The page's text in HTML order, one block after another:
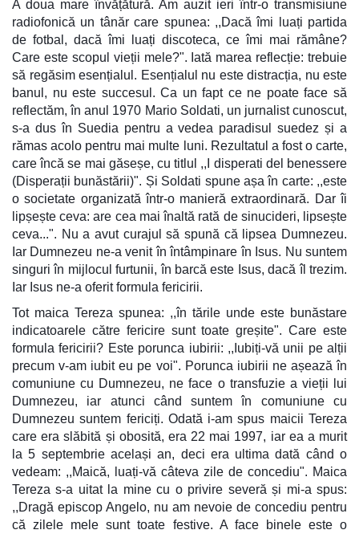
A doua mare învățătură. Am auzit ieri într-o transmisiune
radiofonică un tânăr care spunea: ,,Dacă îmi luați partida
de fotbal, dacă îmi luați discoteca, ce îmi mai rămâne?
Care este scopul vieții mele?". Iată marea reflecție: trebuie
să regăsim esențialul. Esențialul nu este distracția, nu este
banul, nu este succesul. Ca un fapt ce ne poate face să
reflectăm, în anul 1970 Mario Soldati, un jurnalist cunoscut,
s-a dus în Suedia pentru a vedea paradisul suedez și a
rămas acolo pentru mai multe luni. Rezultatul a fost o carte,
care încă se mai găseșe, cu titlul ,,I disperati del benessere
(Disperații bunăstării)". Și Soldati spune așa în carte: ,,este
o societate organizată într-o manieră extraordinară. Dar îi
lipșește ceva: are cea mai înaltă rată de sinucideri, lipsește
ceva...". Nu a avut curajul să spună că lipsea Dumnezeu.
Iar Dumnezeu ne-a venit în întâmpinare în Isus. Nu suntem
singuri în mijlocul furtunii, în barcă este Isus, dacă îl trezim.
Iar Isus ne-a oferit formula fericirii.
Tot maica Tereza spunea: ,,în tările unde este bunăstare
indicatoarele către fericire sunt toate greșite". Care este
formula fericirii? Este porunca iubirii: ,,Iubiți-vă unii pe alții
precum v-am iubit eu pe voi". Porunca iubirii ne așează în
comuniune cu Dumnezeu, ne face o transfuzie a vieții lui
Dumnezeu, iar atunci când suntem în comuniune cu
Dumnezeu suntem fericiți. Odată i-am spus maicii Tereza
care era slăbită și obosită, era 22 mai 1997, iar ea a murit
la 5 septembrie același an, deci era ultima dată când o
vedeam: ,,Maică, luați-vă câteva zile de concediu". Maica
Tereza s-a uitat la mine cu o privire severă și mi-a spus:
,,Dragă episcop Angelo, nu am nevoie de concediu pentru
că zilele mele sunt toate festive. A face binele este o